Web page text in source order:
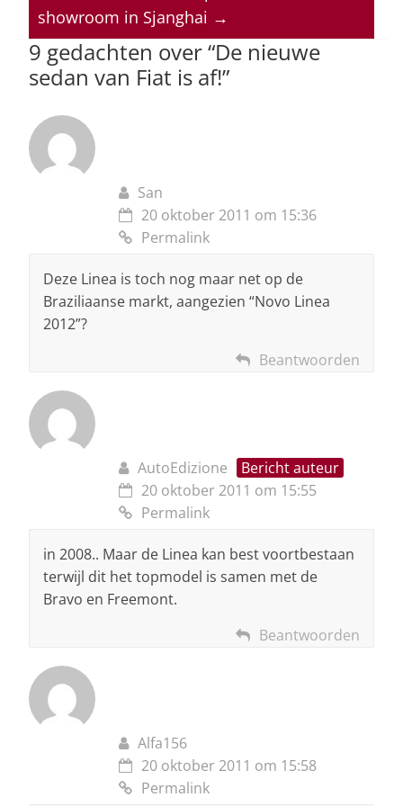
p o
k
showroom in Sjanghai →
9 gedachten over “De nieuwe
sedan van Fiat is af!”
San
20 oktober 2011 om 15:36
Permalink
Deze Linea is toch nog maar net op de
Braziliaanse markt, aangezien “Novo Linea
2012”?
Beantwoorden
AutoEdizione
Bericht auteur
20 oktober 2011 om 15:55
Permalink
in 2008.. Maar de Linea kan best voortbestaan
terwijl dit het topmodel is samen met de
Bravo en Freemont.
Beantwoorden
Alfa156
20 oktober 2011 om 15:58
Permalink